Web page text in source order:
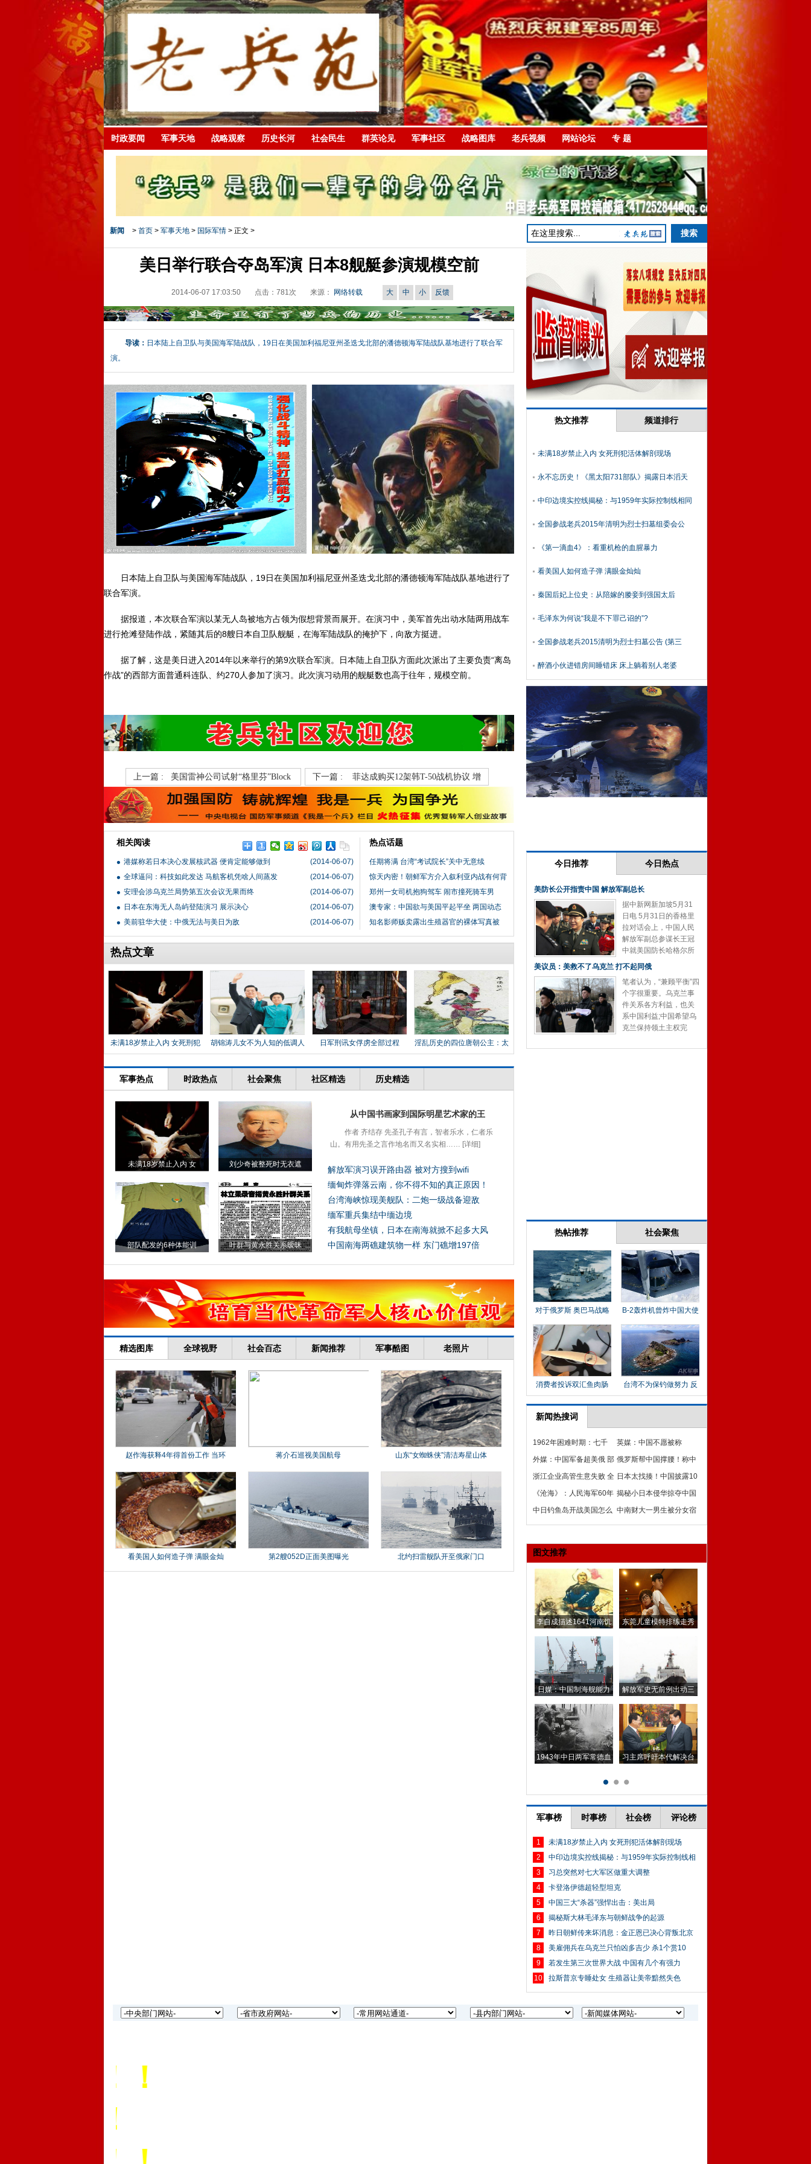
时政要闻 军事天地 战略观察 历史长河 社会民生 群英论见 军事社区 战略图库 老兵视频 网站论坛 专 题
新闻 > 首页 > 军事天地 > 国际军情 > 正文 >
美日举行联合夺岛军演 日本8舰艇参演规模空前
2014-06-07 17:03:50 点击： 781次 来源： 网络转载 大 中 小 反馈
导读： 日本陆上自卫队与美国海军陆战队，19日在美国加利福尼亚州圣迭戈北部的潘德顿海军陆战队基地进行了联合军
演。
日本陆上自卫队与美国海军陆战队，19日在美国加利福尼亚州圣迭戈北部的潘德顿海军陆战队基地进行了
联合军演。
据报道，本次联合军演以某无人岛被地方占领为假想背景而展开。在演习中，美军首先出动水陆两用战车
进行抢滩登陆作战，紧随其后的8艘日本自卫队舰艇，在海军陆战队的掩护下，向敌方挺进。
据了解，这是美日进入2014年以来举行的第9次联合军演。日本陆上自卫队方面此次派出了主要负责“离岛
作战”的西部方面普通科连队、约270人参加了演习。此次演习动用的舰艇数也高于往年，规模空前。
上一篇 : 美国雷神公司试射“格里芬”Block 下一篇 : 菲达成购买12架韩T-50战机协议 增
相关阅读
(2014-06-07)
港媒称若日本决心发展核武器 便肯定能够做到
(2014-06-07)
全球逼问：科技如此发达 马航客机凭啥人间蒸发
(2014-06-07)
安理会涉乌克兰局势第五次会议无果而终
(2014-06-07)
日本在东海无人岛屿登陆演习 展示决心
(2014-06-07)
美前驻华大使：中俄无法与美日为敌
热点话题
任期将满 台湾“考试院长”关中无意续
惊天内密！朝鲜军方介入叙利亚内战有何背
郑州一女司机抱狗驾车 闹市撞死骑车男
澳专家：中国欲与美国平起平坐 两国动态
知名影师贩卖露出生殖器官的裸体写真被
热点文章
未满18岁禁止入内 女死刑犯 胡锦涛儿女不为人知的低调人 日军刑讯女俘虏全部过程
淫乱历史的四位唐朝公主：太
平
热文推荐 频道排行
未满18岁禁止入内 女死刑犯活体解剖现场
永不忘历史！《黑太阳731部队》揭露日本滔天
中印边境实控线揭秘：与1959年实际控制线相同
全国参战老兵2015年清明为烈士扫墓组委会公
《第一滴血4》：看重机枪的血腥暴力
看美国人如何造子弹 满眼金灿灿
秦国后妃上位史：从陪嫁的媵妾到强国太后
毛泽东为何说“我是不下罪己诏的”?
全国参战老兵2015清明为烈士扫墓公告 (第三
醉酒小伙进错房间睡错床 床上躺着别人老婆
新闻热搜词
1962年困难时期：七千
人大会期间吃饭都成难题
英媒：中国不愿被称
为“全球第一大经济体”
外媒：中国军备超美俄 部
分武器美都没
俄罗斯帮中国撑腰！称中
国提高国防预算理所应当
浙江企业高管生意失败 全
身赤裸跳海引百人围观
日本太找揍！中国披露10
倍音速导弹给美敲警钟
《沧海》：人民海军60年
的发展历程
揭秘小日本侵华掠夺中国
多少资源：数不胜数
中日钓鱼岛开战美国怎么
办？普京道惊人真相
中南财大一男生被分女宿
舍：小女生的名 纯爷们的
身
军事榜 时事榜 社会榜 评论榜
1
未满18岁禁止入内 女死刑犯活体解剖现场
2
中印边境实控线揭秘：与1959年实际控制线相
3
习总突然对七大军区做重大调整
4
卡登洛伊德超轻型坦克
5
中国三大“杀器”强悍出击：美出局
6
揭秘斯大林毛泽东与朝鲜战争的起源
7
昨日朝鲜传来坏消息：金正恩已决心背叛北京
8
美雇佣兵在乌克兰只怕凶多吉少 杀1个赏10
9
若发生第三次世界大战 中国有几个有强力
10
拉斯普京专睡处女 生殖器让美帝黯然失色
！！！